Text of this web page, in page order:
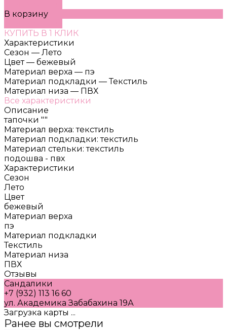
В корзину
КУПИТЬ В 1 КЛИК
Характеристики
Сезон — Лето
Цвет — бежевый
Материал верха — пэ
Материал подкладки — Текстиль
Материал низа — ПВХ
Все характеристики
Описание
тапочки ""
Материал верха: текстиль
Материал подкладки: текстиль
Материал стельки: текстиль
подошва - пвх
Характеристики
Сезон
Лето
Цвет
бежевый
Материал верха
пэ
Материал подкладки
Текстиль
Материал низа
ПВХ
Отзывы
Сандалики
+7 (932) 113 16 60
ул. Академика Забабахина 19А
Загрузка карты ...
Ранее вы смотрели